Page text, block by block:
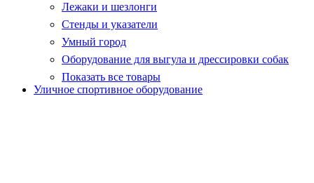
Лежаки и шезлонги
Стенды и указатели
Умный город
Оборудование для выгула и дрессировки собак
Показать все товары
Уличное спортивное оборудование